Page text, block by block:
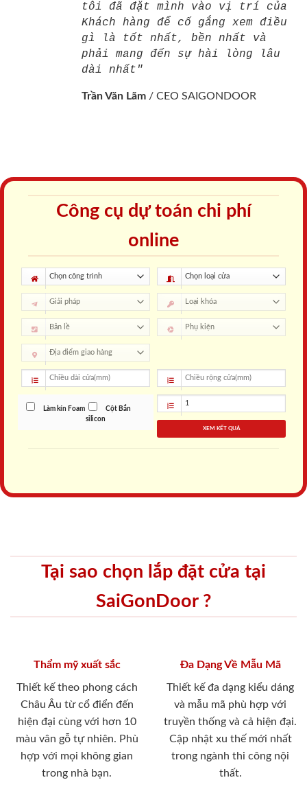
tôi đã đặt mình vào vị trí của
Khách hàng để cố gắng xem điều
gì là tốt nhất, bền nhất và
phải mang đến sự hài lòng lâu
dài nhất"
Trần Văn Lãm / CEO SAIGONDOOR
Công cụ dự toán chi phí
online
Làm kín Foam
Cột Bắn
silicon
XEM KẾT QUẢ
Tại sao chọn lắp đặt cửa tại
SaiGonDoor ?
Thẩm mỹ xuất sắc
Thiết kế theo phong cách
Châu Âu từ cổ điển đến
hiện đại cùng với hơn 10
màu vân gỗ tự nhiên. Phù
hợp với mọi không gian
trong nhà bạn.
Đa Dạng Về Mẫu Mã
Thiết kế đa dạng kiểu dáng
và mẫu mã phù hợp với
truyền thống và cả hiện đại.
Cập nhật xu thế mới nhất
trong ngành thi công nội
thất.